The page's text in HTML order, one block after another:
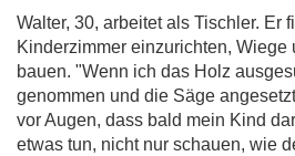
Walter, 30, arbeitet als Tischler. Er
Kinderzimmer einzurichten, Wiege
bauen. "Wenn ich das Holz
genommen und die Säge
vor Augen, dass bald mein Kind
etwas tun, nicht nur schauen, wie